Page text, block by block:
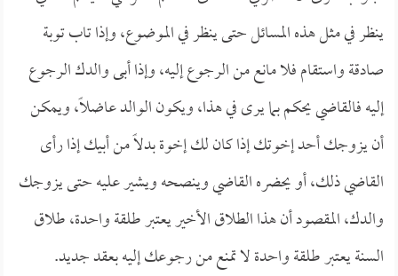
ينظر في مثل هذه المسائل حتى ينظر في الموضوع، وإذا تاب توبة
صادقة واستقام فلا مانع من الرجوع إليه، وإذا أبى والدك الرجوع
إليه فالقاضي يحكم بما يرى في هذا، ويكون الوالد عاضلاً، ويمكن
أن يزوجك أحد إخوتك إذا كان لك إخوة بدلاً من أبيك إذا رأى
القاضي ذلك، أو يحضره القاضي وينصحه ويشير عليه حتى يزوجك
والدك، المقصود أن هذا الطلاق الأخير يعتبر طلقة واحدة، طلاق
السنة يعتبر طلقة واحدة لا تمنع من رجوعك إليه بعقد جديد.